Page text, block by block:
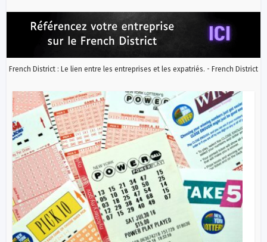
French District : Le lien entre les entreprises et les expatriés. - French District